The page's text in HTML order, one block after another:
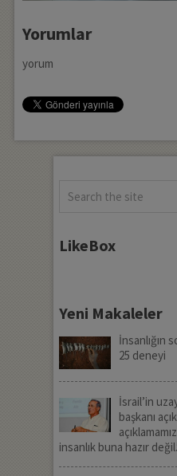
Yorumlar
yorum
LikeBox
Yeni Makaleler
İnsanlığın
25 deneyi
İsrail’in
başkanı
insanlık buna hazır